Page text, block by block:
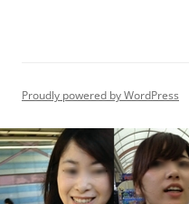
Proudly powered by WordPress